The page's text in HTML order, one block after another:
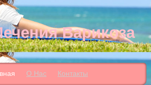
Варикоза
О Нас Контакты